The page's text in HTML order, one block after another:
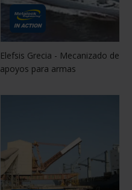
Elefsis Grecia - Mecanizado de
apoyos para armas